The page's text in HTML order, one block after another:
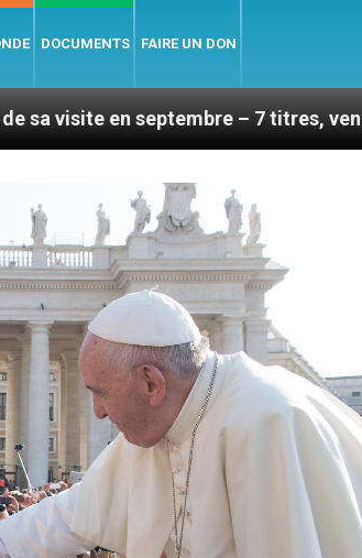
DOCUMENTS FAIRE UN DON
– 7 titres, vendredi 7 août